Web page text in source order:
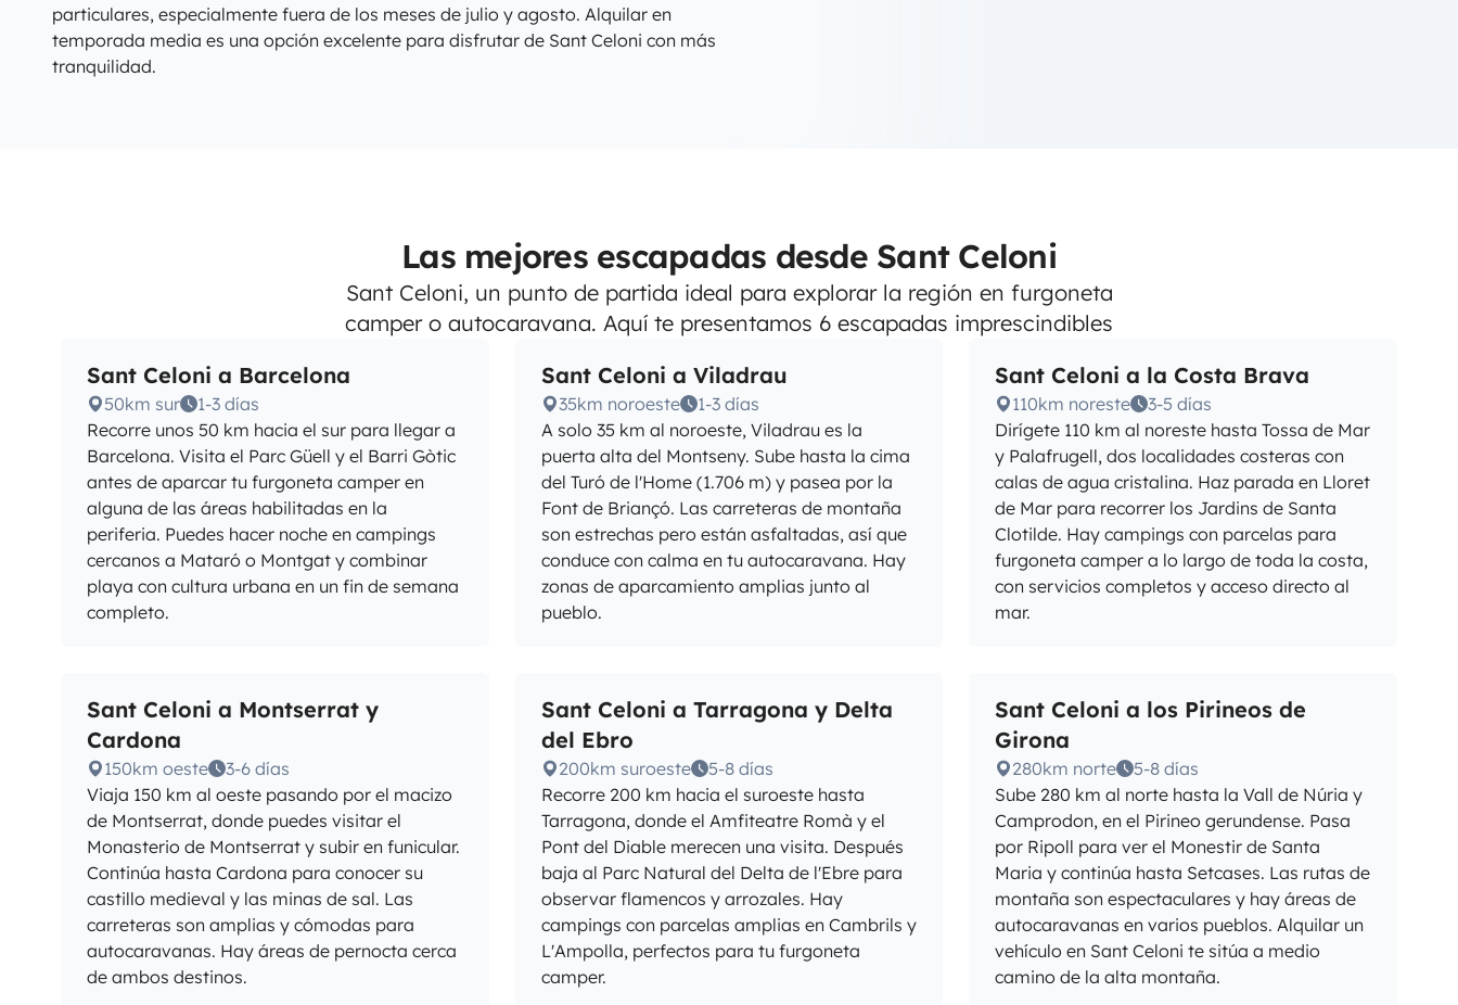
particulares, especialmente fuera de los meses de julio y agosto. Alquilar en
temporada media es una opción excelente para disfrutar de Sant Celoni con más
tranquilidad.
Las mejores escapadas desde Sant Celoni
Sant Celoni, un punto de partida ideal para explorar la región en furgoneta
camper o autocaravana. Aquí te presentamos 6 escapadas imprescindibles
Sant Celoni a Barcelona
50km sur
1-3 días
Recorre unos 50 km hacia el sur para llegar a
Barcelona. Visita el Parc Güell y el Barri Gòtic
antes de aparcar tu furgoneta camper en
alguna de las áreas habilitadas en la
periferia. Puedes hacer noche en campings
cercanos a Mataró o Montgat y combinar
playa con cultura urbana en un fin de semana
completo.
Sant Celoni a Viladrau
35km noroeste
1-3 días
A solo 35 km al noroeste, Viladrau es la
puerta alta del Montseny. Sube hasta la cima
del Turó de l'Home (1.706 m) y pasea por la
Font de Briançó. Las carreteras de montaña
son estrechas pero están asfaltadas, así que
conduce con calma en tu autocaravana. Hay
zonas de aparcamiento amplias junto al
pueblo.
Sant Celoni a la Costa Brava
110km noreste
3-5 días
Dirígete 110 km al noreste hasta Tossa de Mar
y Palafrugell, dos localidades costeras con
calas de agua cristalina. Haz parada en Lloret
de Mar para recorrer los Jardins de Santa
Clotilde. Hay campings con parcelas para
furgoneta camper a lo largo de toda la costa,
con servicios completos y acceso directo al
mar.
Sant Celoni a Montserrat y
Cardona
150km oeste
3-6 días
Viaja 150 km al oeste pasando por el macizo
de Montserrat, donde puedes visitar el
Monasterio de Montserrat y subir en funicular.
Continúa hasta Cardona para conocer su
castillo medieval y las minas de sal. Las
carreteras son amplias y cómodas para
autocaravanas. Hay áreas de pernocta cerca
de ambos destinos.
Sant Celoni a Tarragona y Delta
del Ebro
200km suroeste
5-8 días
Recorre 200 km hacia el suroeste hasta
Tarragona, donde el Amfiteatre Romà y el
Pont del Diable merecen una visita. Después
baja al Parc Natural del Delta de l'Ebre para
observar flamencos y arrozales. Hay
campings con parcelas amplias en Cambrils y
L'Ampolla, perfectos para tu furgoneta
camper.
Sant Celoni a los Pirineos de
Girona
280km norte
5-8 días
Sube 280 km al norte hasta la Vall de Núria y
Camprodon, en el Pirineo gerundense. Pasa
por Ripoll para ver el Monestir de Santa
Maria y continúa hasta Setcases. Las rutas de
montaña son espectaculares y hay áreas de
autocaravanas en varios pueblos. Alquilar un
vehículo en Sant Celoni te sitúa a medio
camino de la alta montaña.